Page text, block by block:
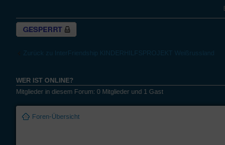
Thema gesperrt
Zurück zu InterFriendship KINDERHILFSPROJEKT Weißrussland
WER IST ONLINE?
Mitglieder in diesem Forum: 0 Mitglieder und 1 Gast
Foren-Übersicht